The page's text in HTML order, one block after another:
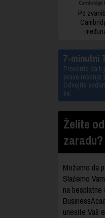
Po
7-minutni
Proverite da li
pravo rešenje
Odvojite
se.
Želite
zaradu?
Možemo da
Slaćemo
na
unesite Vaš